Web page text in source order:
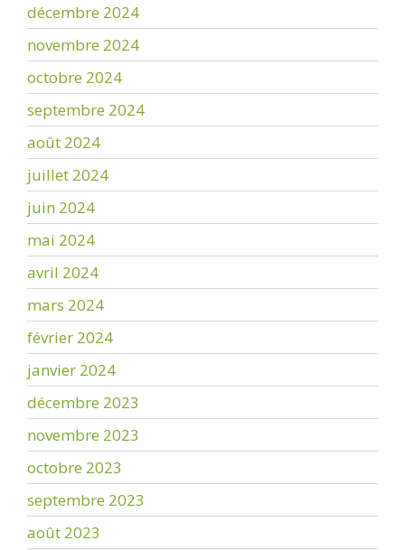
décembre 2024
novembre 2024
octobre 2024
septembre 2024
août 2024
juillet 2024
juin 2024
mai 2024
avril 2024
mars 2024
février 2024
janvier 2024
décembre 2023
novembre 2023
octobre 2023
septembre 2023
août 2023